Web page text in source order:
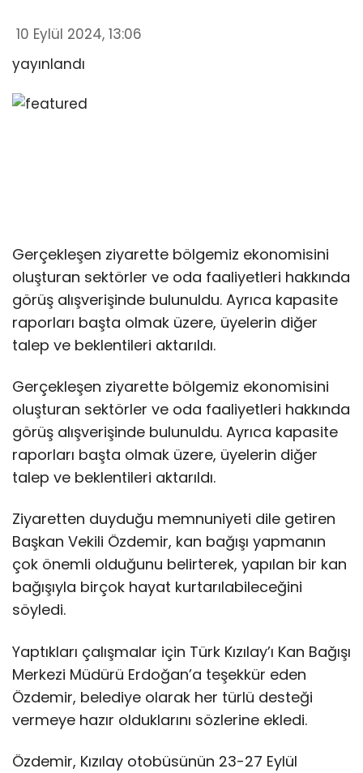
10 Eylül 2024, 13:06
yayınlandı
Gerçekleşen ziyarette bölgemiz ekonomisini
oluşturan sektörler ve oda faaliyetleri hakkında
görüş alışverişinde bulunuldu. Ayrıca kapasite
raporları başta olmak üzere, üyelerin diğer
talep ve beklentileri aktarıldı.
Gerçekleşen ziyarette bölgemiz ekonomisini
oluşturan sektörler ve oda faaliyetleri hakkında
görüş alışverişinde bulunuldu. Ayrıca kapasite
raporları başta olmak üzere, üyelerin diğer
talep ve beklentileri aktarıldı.
Ziyaretten duyduğu memnuniyeti dile getiren
Başkan Vekili Özdemir, kan bağışı yapmanın
çok önemli olduğunu belirterek, yapılan bir kan
bağışıyla birçok hayat kurtarılabileceğini
söyledi.
Yaptıkları çalışmalar için Türk Kızılay’ı Kan Bağışı
Merkezi Müdürü Erdoğan’a teşekkür eden
Özdemir, belediye olarak her türlü desteği
vermeye hazır olduklarını sözlerine ekledi.
Özdemir, Kızılay otobüsünün 23-27 Eylül